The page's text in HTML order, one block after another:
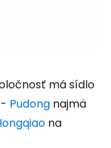
má sídlo
Pudong najmä
na